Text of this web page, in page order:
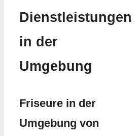
Dienstleistungen
in der
Umgebung
Friseure in der
Umgebung von